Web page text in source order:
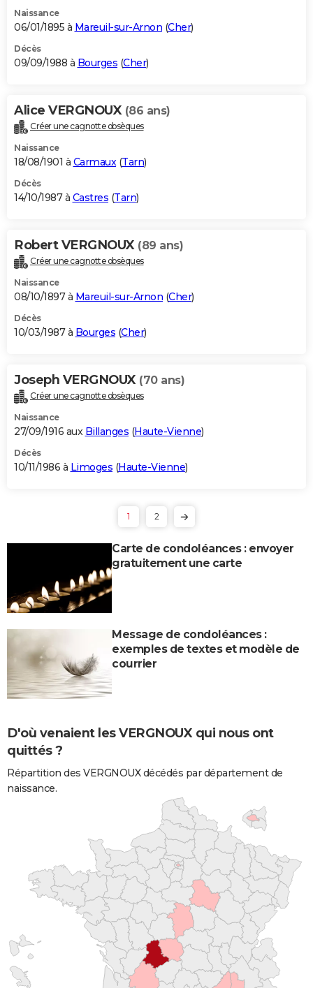
Naissance
06/01/1895 à Mareuil-sur-Arnon (Cher)
Décès
09/09/1988 à Bourges (Cher)
Alice VERGNOUX (86 ans)
Créer une cagnotte obsèques
Naissance
18/08/1901 à Carmaux(Tarn)
Décès
14/10/1987 à Castres (Tarn)
Robert VERGNOUX (89 ans)
Créer une cagnotte obsèques
Naissance
08/10/1897 à Mareuil-sur-Arnon (Cher)
Décès
10/03/1987 à Bourges (Cher)
Joseph VERGNOUX (70 ans)
Créer une cagnotte obsèques
Naissance
27/09/1916 aux Billanges (Haute-Vienne)
Décès
10/11/1986 à Limoges (Haute-Vienne)
1 2
Carte de condoléances : envoyer
gratuitement une carte
Message de condoléances :
exemples de textes et modèle de
courrier
D'où venaient les VERGNOUX qui nous ont
quittés ?
Répartition des VERGNOUX décédés par département de
naissance.